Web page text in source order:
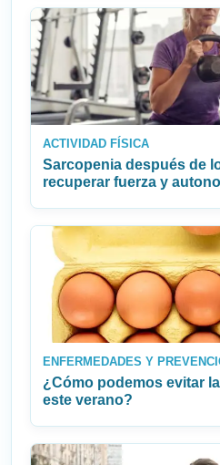
ACTIVIDAD FÍSICA
Sarcopenia después de
recuperar fuerza y
ENFERMEDADES Y
¿Cómo podemos evitar
este verano?